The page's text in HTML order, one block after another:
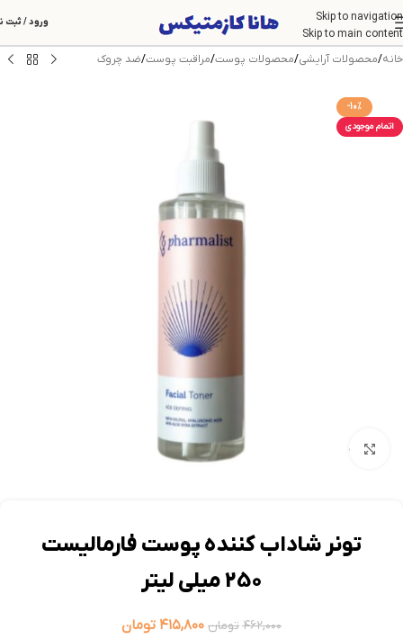
Skip to navigation
Skip to main content
ورود / ثبت
خانه/محصولات آرایشی/محصولات پوست/مراقبت پوست/ضد چروک
-10%
اتمام موجودی
بزرگنمایی تصویر
تونر شاداب کننده پوست فارمالیست
250 ميلی لیتر
۴۶۲,۰۰۰ تومان ۴۱۵,۸۰۰ تومان